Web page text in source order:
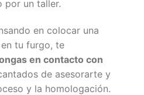
por un taller.
en colocar una
tu furgo, te
en contacto con
de asesorarte y
y la homologación.